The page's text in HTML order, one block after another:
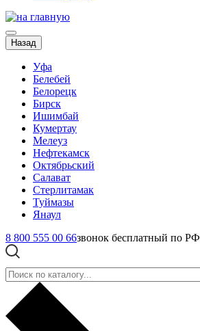
Назад
Уфа
Белебей
Белорецк
Бирск
Ишимбай
Кумертау
Мелеуз
Нефтекамск
Октябрьский
Салават
Стерлитамак
Туймазы
Янаул
8 800 555 00 66звонок бесплатный по РФ